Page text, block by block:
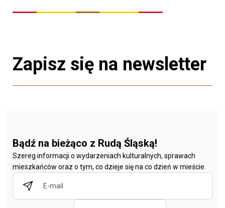
Zapisz się na newsletter
Bądź na bieżąco z Rudą Śląską!
Szereg informacji o wydarzeniach kulturalnych, sprawach
mieszkańców oraz o tym, co dzieje się na co dzień w mieście.